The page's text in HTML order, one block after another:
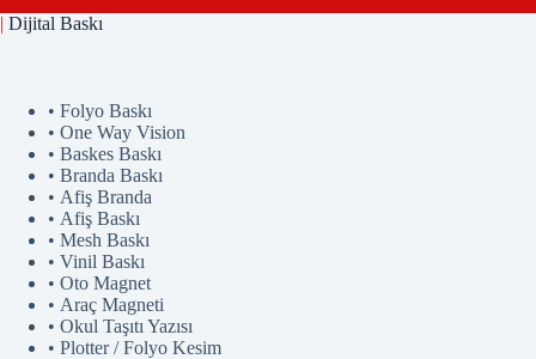
| Dijital Baskı
• Folyo Baskı
• One Way Vision
• Baskes Baskı
• Branda Baskı
• Afiş Branda
• Afiş Baskı
• Mesh Baskı
• Vinil Baskı
• Oto Magnet
• Araç Magneti
• Okul Taşıtı Yazısı
• Plotter / Folyo Kesim